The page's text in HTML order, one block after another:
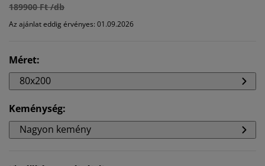
189900 Ft /db
Az ajánlat eddig érvényes: 01.09.2026
Méret:
80x200
Keménység:
Nagyon kemény